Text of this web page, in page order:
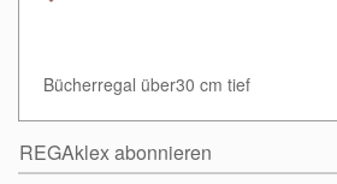
Bücherregal über30 cm tief
REGAklex abonnieren